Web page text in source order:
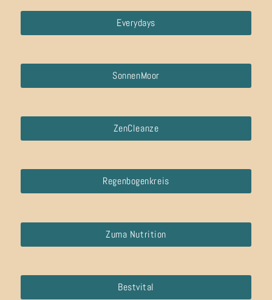
Everydays
SonnenMoor
ZenCleanze
Regenbogenkreis
Zuma Nutrition
Bestvital